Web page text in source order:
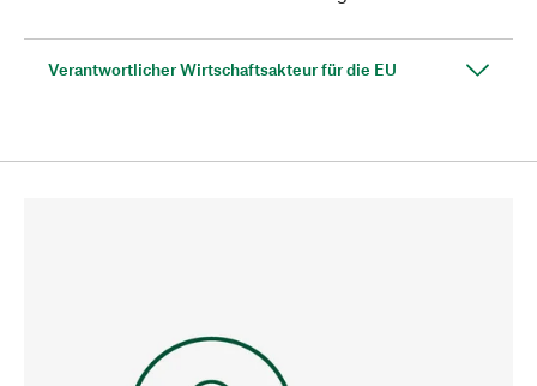
Verantwortlicher Wirtschaftsakteur für die EU